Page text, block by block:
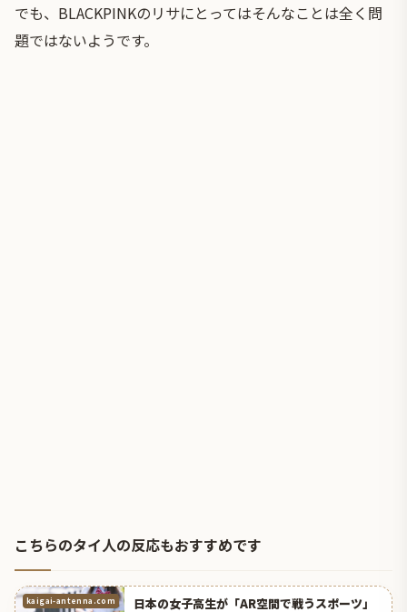
でも、 BLACKPINKのリサにとってはそんなことは全く問
題ではないようです。
こちらのタイ人の反応もおすすめです
kaigai-antenna.com
日本の女子高生が「AR空間で戦うスポーツ」